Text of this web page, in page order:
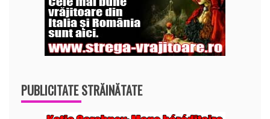
PUBLICITATE STRĂINĂTATE